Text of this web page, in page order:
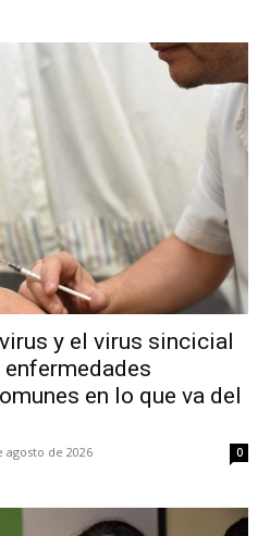
y el virus sincicial
en lo que va del
agosto de 2026 0